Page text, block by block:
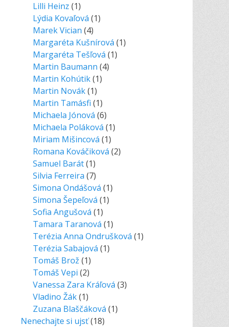
Lilli Heinz (1)
Lýdia Kovaľová (1)
Marek Vician (4)
Margaréta Kušnírová (1)
Margaréta Tešľová (1)
Martin Baumann (4)
Martin Kohútik(1)
Martin Novák(1)
Martin Tamásfi (1)
Michaela Jónová (6)
Michaela Poláková (1)
Miriam Mišincová (1)
Romana Kováčiková (2)
Samuel Barát(1)
Silvia Ferreira (7)
Simona Ondášová (1)
Simona Šepeľová (1)
Sofia Angušová (1)
Tamara Taranová (1)
Terézia Anna Ondrušková (1)
Terézia Sabajová (1)
Tomáš Brož (1)
Tomáš Vepi (2)
Vanessa Zara Kráľová (3)
Vladino Žák(1)
Zuzana Blaščáková (1)
Nenechajte si ujsť(18)